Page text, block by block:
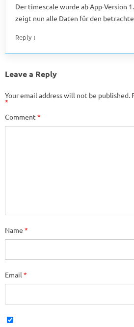
Der timescale wurde ab App-Version
zeigt nun alle Daten für den
Reply ↓
Leave a Reply
Your email address will not be published.
*
Comment *
Name *
Email *